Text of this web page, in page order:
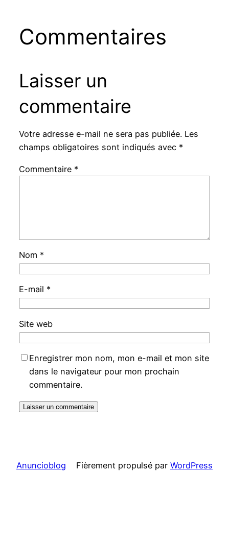
Commentaires
Laisser un
commentaire
Votre adresse e-mail ne sera pas publiée. Les
champs obligatoires sont indiqués avec *
Commentaire *
Nom *
E-mail *
Site web
Enregistrer mon nom, mon e-mail et mon site
dans le navigateur pour mon prochain
commentaire.
Anuncioblog Fièrement propulsé par WordPress